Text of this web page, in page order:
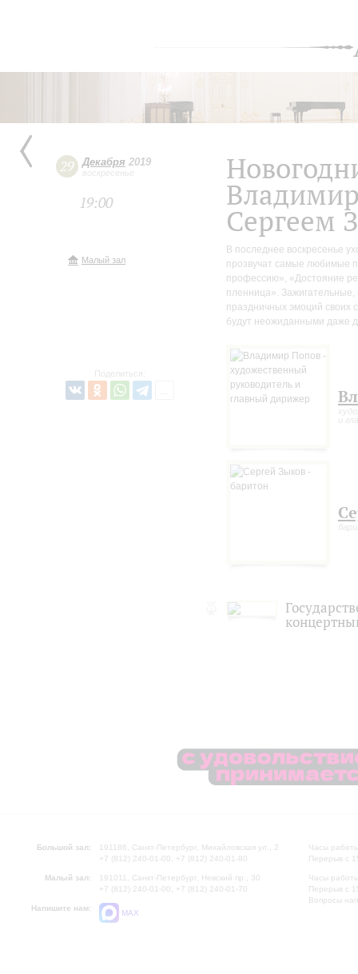
29 Декабря 2019
воскресенье
19:00
Малый зал
Поделиться:
Сергеем
В последнее воскресенье
прозвучат самые любимые
профессию», «Достояние
пленница». Зажигательные,
праздничных эмоций
будут неожиданными даже
и
Большой зал:
191186, Санкт-Петербург, Михайловская ул., 2
+7 (812) 240-01-00, +7 (812) 240-01-80
Малый зал:
191011, Санкт-Петербург, Невский пр., 30
+7 (812) 240-01-00, +7 (812) 240-01-70
Напишите нам:
MAX
Часы
Перерыв с
Часы
Перерыв с
Вопросы